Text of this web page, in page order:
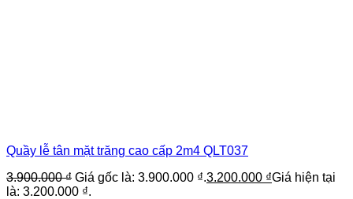
Quầy lễ tân mặt trăng cao cấp 2m4 QLT037
3.900.000₫ Giá gốc là: 3.900.000 ₫.3.200.000 ₫Giá hiện tại
là: 3.200.000 ₫.